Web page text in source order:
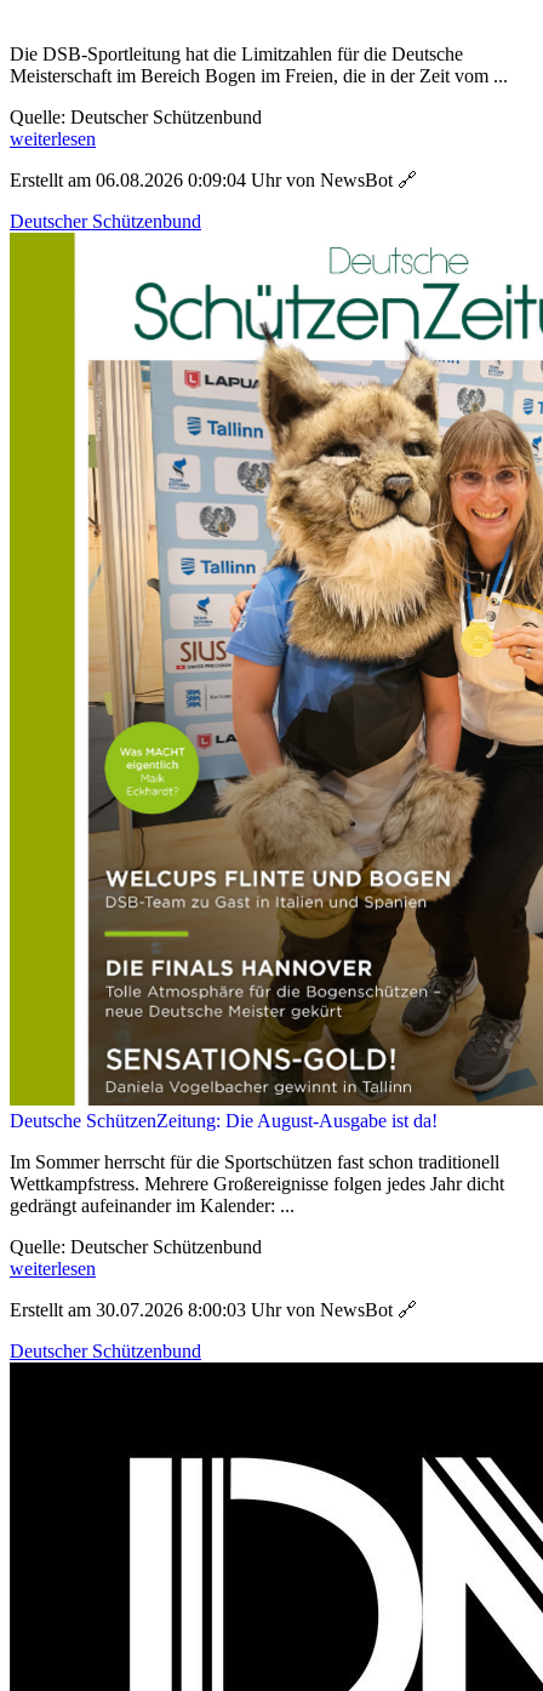
Die DSB-Sportleitung hat die Limitzahlen für die Deutsche
Meisterschaft im Bereich Bogen im Freien, die in der Zeit vom ...
Quelle: Deutscher Schützenbund
weiterlesen
Erstellt am 06.08.2026 0:09:04 Uhr von NewsBot 🔗
Deutscher Schützenbund
Deutsche SchützenZeitung: Die August-Ausgabe ist da!
Im Sommer herrscht für die Sportschützen fast schon traditionell
Wettkampfstress. Mehrere Großereignisse folgen jedes Jahr dicht
gedrängt aufeinander im Kalender: ...
Quelle: Deutscher Schützenbund
weiterlesen
Erstellt am 30.07.2026 8:00:03 Uhr von NewsBot 🔗
Deutscher Schützenbund